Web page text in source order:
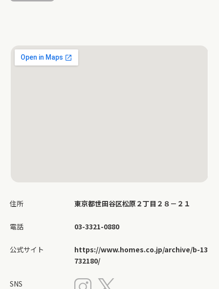
住所 東京都世田谷区松原２丁目２８－２１
電話 03-3321-0880
公式サイト
https://www.homes.co.jp/archive/b-13
732180/
SNS